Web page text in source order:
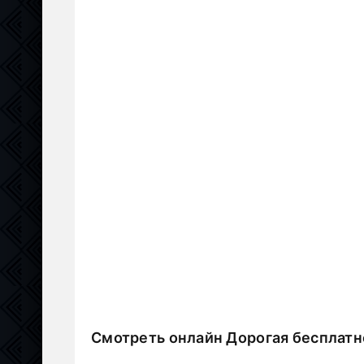
Смотреть онлайн Дорогая